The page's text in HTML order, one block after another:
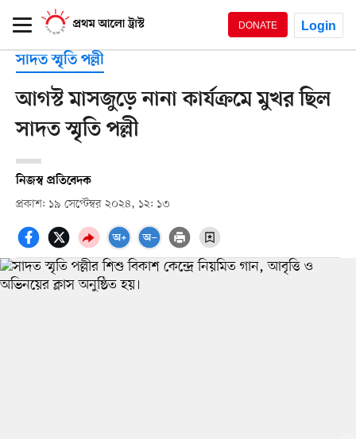
DONATE Login
সাদত স্মৃতি পল্লী
আগস্ট মাসজুড়ে নানা কার্যক্রমে মুখর ছিল
সাদত স্মৃতি পল্লী
নিজস্ব প্রতিবেদক
প্রকাশ: ১৯ সেপ্টেম্বর ২০২৪, ১২: ১৩